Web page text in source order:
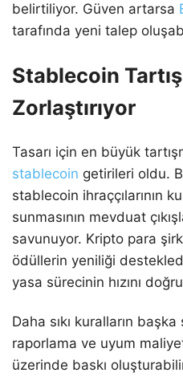
belirtiliyor. Güven artarsa
tarafında yeni talep
Stablecoin
Zorlaştırıyor
Tasarı için en büyük
stablecoin getirileri oldu.
stablecoin ihraççılarının
sunmasının mevduat
savunuyor. Kripto para
ödüllerin yeniliği
yasa sürecinin hızını
Daha sıkı kuralların
raporlama ve uyum
üzerinde baskı